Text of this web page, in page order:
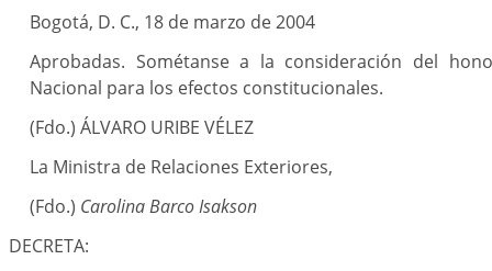
Bogotá, D. C., 18 de marzo de 2004
Aprobadas. Sométanse a la consideración del
Nacional para los efectos constitucionales.
(Fdo.) ÁLVARO URIBE VÉLEZ
La Ministra de Relaciones Exteriores,
(Fdo.) Carolina Barco Isakson
DECRETA: